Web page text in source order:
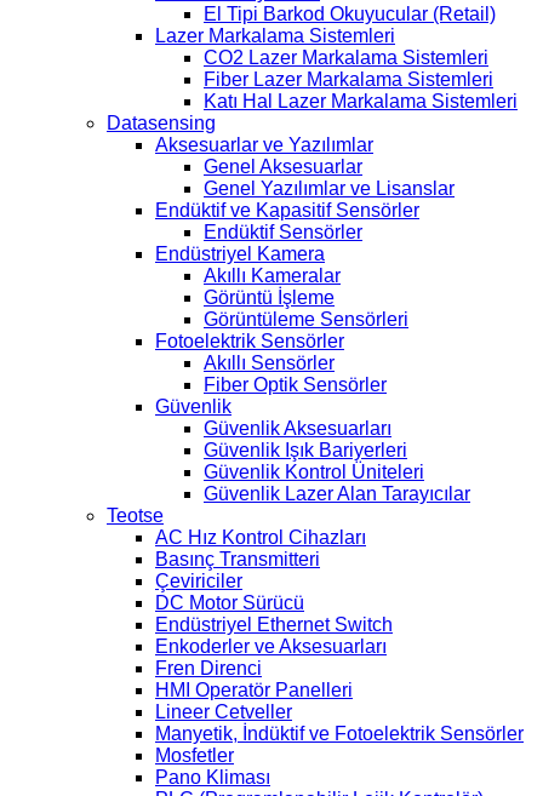
El Tipi Barkod Okuyucular (Retail)
Lazer Markalama Sistemleri
CO2 Lazer Markalama Sistemleri
Fiber Lazer Markalama Sistemleri
Katı Hal Lazer Markalama Sistemleri
Datasensing
Aksesuarlar ve Yazılımlar
Genel Aksesuarlar
Genel Yazılımlar ve Lisanslar
Endüktif ve Kapasitif Sensörler
Endüktif Sensörler
Endüstriyel Kamera
Akıllı Kameralar
Görüntü İşleme
Görüntüleme Sensörleri
Fotoelektrik Sensörler
Akıllı Sensörler
Fiber Optik Sensörler
Güvenlik
Güvenlik Aksesuarları
Güvenlik Işık Bariyerleri
Güvenlik Kontrol Üniteleri
Güvenlik Lazer Alan Tarayıcılar
Teotse
AC Hız Kontrol Cihazları
Basınç Transmitteri
Çeviriciler
DC Motor Sürücü
Endüstriyel Ethernet Switch
Enkoderler ve Aksesuarları
Fren Direnci
HMI Operatör Panelleri
Lineer Cetveller
Manyetik, İndüktif ve Fotoelektrik Sensörler
Mosfetler
Pano Kliması